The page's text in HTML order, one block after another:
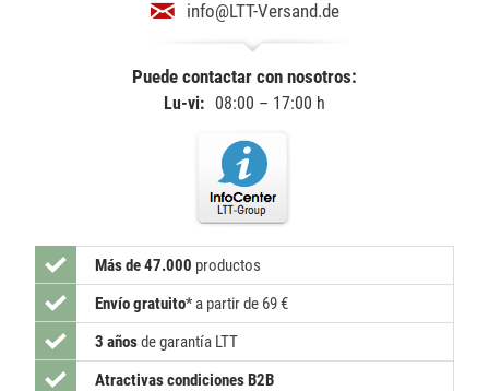
info@LTT-Versand.de
Puede contactar con nosotros:
Lu-vi: 08:00 – 17:00 h
Más de 47.000 productos
Envío gratuito* a partir de 69 €
3 añosde garantía LTT
Atractivas condiciones B2B